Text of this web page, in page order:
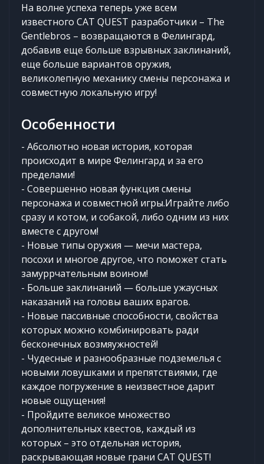
На волне успеха теперь уже всем
известного CAT QUEST разработчики – The
Gentlebros – возвращаются в Фелингард,
добавив еще больше взрывных заклинаний,
еще больше вариантов оружия,
великолепную механику смены персонажа и
совместную локальную игру!
Особенности
- Абсолютно новая история, которая
происходит в мире Фелингард и за его
пределами!
- Совершенно новая функция смены
персонажа и совместной игры.Играйте либо
сразу и котом, и собакой, либо одним из них
вместе с другом!
- Новые типы оружия — мечи мастера,
посохи и многое другое, что поможет стать
замуррчательным воином!
- Больше заклинаний — больше ужаусных
наказаний на головы ваших врагов.
- Новые пассивные способности, свойства
которых можно комбинировать ради
бесконечных возмяужностей!
- Чудесные и разнообразные подземелья с
новыми ловушками и препятствиями, где
каждое погружение в неизвестное дарит
новые ощущения!
- Пройдите великое множество
дополнительных квестов, каждый из
которых – это отдельная история,
раскрывающая новые грани CAT QUEST!